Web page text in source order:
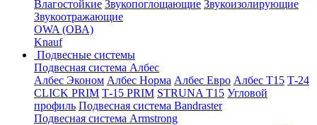
Влагостойкие Звукопоглощающие Звукоизолирующие
Звукоотражающие
OWA (ОВА)
Knauf
Подвесные системы
Подвесная система Албес
Албес Эконом Албес Норма Албес Евро Албес T15 Т-24
CLICK PRIM Т-15 PRIM STRUNA Т15 Угловой
профиль Подвесная система Bandraster
Подвесная система Armstrong